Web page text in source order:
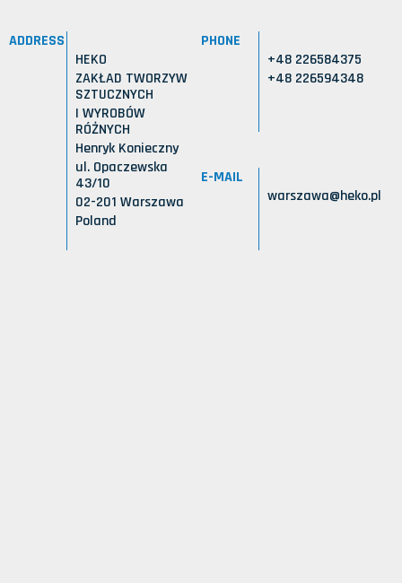
ADDRESS
HEKO
ZAKŁAD TWORZYW
SZTUCZNYCH
I WYROBÓW
RÓŻNYCH
Henryk Konieczny
ul. Opaczewska
43/10
02-201 Warszawa
Poland
PHONE
+48 226584375
+48 226594348
E-MAIL
warszawa@heko.pl